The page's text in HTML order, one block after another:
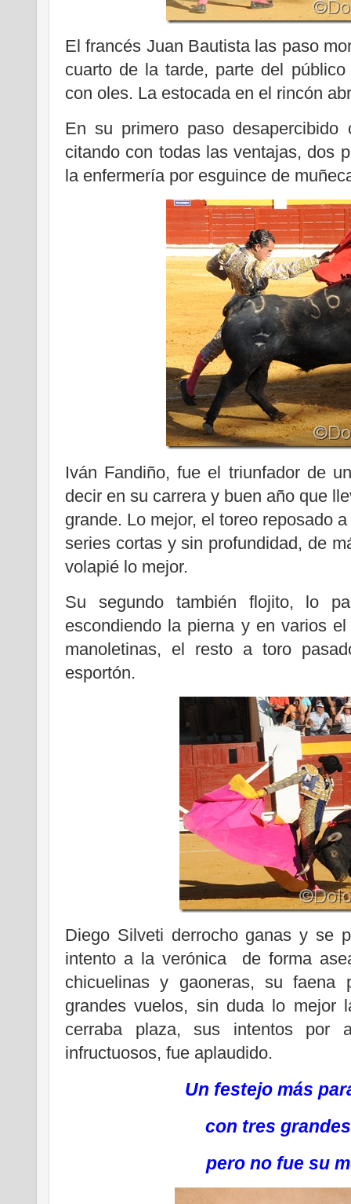
El francés Juan Bautista las paso
cuarto de la tarde, parte del
con oles. La estocada en el rincón
En su primero paso
citando con todas las ventajas, dos
la enfermería por esguince de
Iván Fandiño, fue el triunfador de
decir en su carrera y buen año que
grande. Lo mejor, el toreo reposado
series cortas y sin profundidad, de
volapié lo mejor.
Su segundo también flojito, lo
escondiendo la pierna y en varios
manoletinas, el resto a toro
esportón.
Diego Silveti derrocho ganas y se
intento a la verónica de forma
chicuelinas y gaoneras, su faena
grandes vuelos, sin duda lo mejor
cerraba plaza, sus intentos por
infructuosos, fue aplaudido.
Un festejo más
con tres
pero no fue su